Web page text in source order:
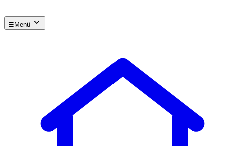
☰ Menü